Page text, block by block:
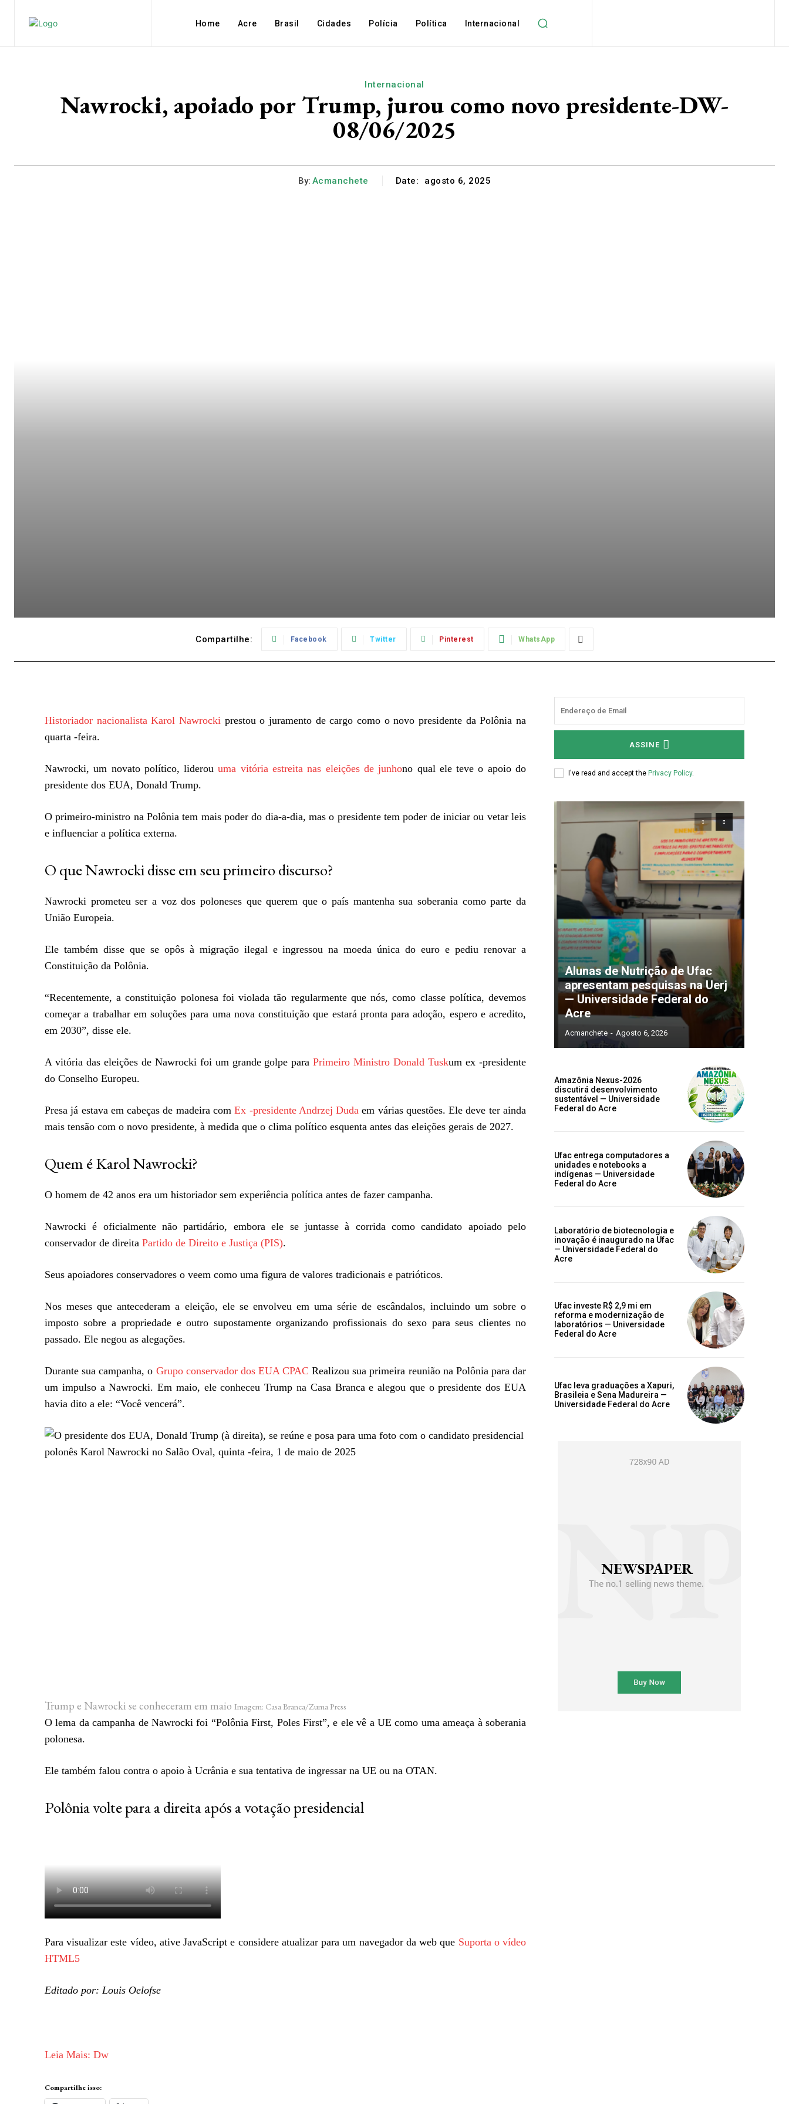
Home Acre Brasil Cidades Polícia Política Internacional
Internacional
Nawrocki, apoiado por Trump, jurou como novo presidente-DW-
08/06/2025
By: Acmanchete Date: agosto 6, 2025
Compartilhe: Facebook Twitter Pinterest WhatsApp
Historiador nacionalista Karol Nawrocki prestou o juramento de cargo como o novo presidente da Polônia na
quarta -feira.
Nawrocki, um novato político, liderouuma vitória estreita nas eleições de junhono qual ele teve o apoio do
presidente dos EUA, Donald Trump.
O primeiro-ministro na Polônia tem mais poder do dia-a-dia, mas o presidente tem poder de iniciar ou vetar leis
e influenciar a política externa.
O que Nawrocki disse em seu primeiro discurso?
Nawrocki prometeu ser a voz dos poloneses que querem que o país mantenha sua soberania como parte da
União Europeia.
Ele também disse que se opôs à migração ilegal e ingressou na moeda única do euro e pediu renovar a
Constituição da Polônia.
“Recentemente, a constituição polonesa foi violada tão regularmente que nós, como classe política, devemos
começar a trabalhar em soluções para uma nova constituição que estará pronta para adoção, espero e acredito,
em 2030”, disse ele.
A vitória das eleições de Nawrocki foi um grande golpe paraPrimeiro Ministro Donald Tuskum ex -presidente
do Conselho Europeu.
Presa já estava em cabeças de madeira comEx -presidente Andrzej Duda em várias questões. Ele deve ter ainda
mais tensão com o novo presidente, à medida que o clima político esquenta antes das eleições gerais de 2027.
Quem é Karol Nawrocki?
O homem de 42 anos era um historiador sem experiência política antes de fazer campanha.
Nawrocki é oficialmente não partidário, embora ele se juntasse à corrida como candidato apoiado pelo
conservador de direita Partido de Direito e Justiça (PIS).
Seus apoiadores conservadores o veem como uma figura de valores tradicionais e patrióticos.
Nos meses que antecederam a eleição, ele se envolveu em uma série de escândalos, incluindo um sobre o
imposto sobre a propriedade e outro supostamente organizando profissionais do sexo para seus clientes no
passado. Ele negou as alegações.
Durante sua campanha, o Grupo conservador dos EUA CPAC Realizou sua primeira reunião na Polônia para dar
um impulso a Nawrocki. Em maio, ele conheceu Trump na Casa Branca e alegou que o presidente dos EUA
havia dito a ele: “Você vencerá”.
Trump e Nawrocki se conheceram em maio Imagem: Casa Branca/Zuma Press
O lema da campanha de Nawrocki foi “Polônia First, Poles First”, e ele vê a UE como uma ameaça à soberania
polonesa.
Ele também falou contra o apoio à Ucrânia e sua tentativa de ingressar na UE ou na OTAN.
Polônia volte para a direita após a votação presidencial
Para visualizar este vídeo, ative JavaScript e considere atualizar para um navegador da web que Suporta o vídeo
HTML5
Editado por: Louis Oelofse
Leia Mais: Dw
Compartilhe isso:
ASSINE
I've read and accept the Privacy Policy.
Alunas de Nutrição de Ufac
apresentam pesquisas na Uerj
— Universidade Federal do
Acre
Acmanchete - Agosto 6, 2026
Amazônia Nexus-2026
discutirá desenvolvimento
sustentável — Universidade
Federal do Acre
Ufac entrega computadores a
unidades e notebooks a
indígenas — Universidade
Federal do Acre
Laboratório de biotecnologia e
inovação é inaugurado na Ufac
— Universidade Federal do
Acre
Ufac investe R$ 2,9 mi em
reforma e modernização de
laboratórios — Universidade
Federal do Acre
Ufac leva graduações a Xapuri,
Brasileia e Sena Madureira —
Universidade Federal do Acre